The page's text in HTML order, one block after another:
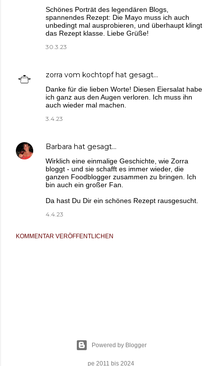
Schönes Porträt des legendären Blogs,
spannendes Rezept: Die Mayo muss ich auch
unbedingt mal ausprobieren, und überhaupt klingt
das Rezept klasse. Liebe Grüße!
30.3.23
zorra vom kochtopfhat gesagt…
Danke für die lieben Worte! Diesen Eiersalat habe
ich ganz aus den Augen verloren. Ich muss ihn
auch wieder mal machen.
3.4.23
Barbara hat gesagt…
Wirklich eine einmalige Geschichte, wie Zorra
bloggt - und sie schafft es immer wieder, die
ganzen Foodblogger zusammen zu bringen. Ich
bin auch ein großer Fan.
Da hast Du Dir ein schönes Rezept rausgesucht.
4.4.23
KOMMENTAR VERÖFFENTLICHEN
Powered by Blogger
pe 2011 bis 2024